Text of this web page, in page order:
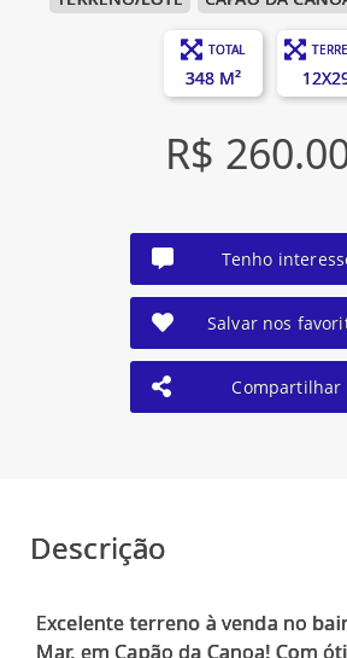
TOTAL
348 M²
R$
Tenho
Salvar nos
Compartilhar
Descrição
Excelente terreno à venda no
Mar, em Capão da Canoa! Com